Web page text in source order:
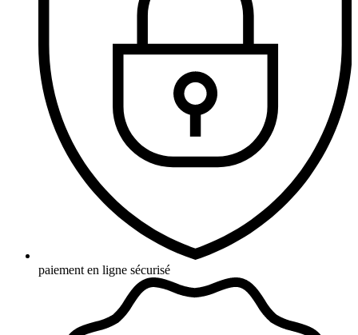
paiement en ligne sécurisé